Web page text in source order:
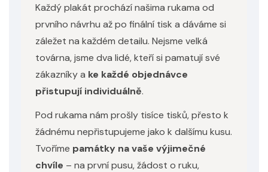
Každý plakát prochází našima rukama od
prvního návrhu až po finální tisk a dáváme si
záležet na každém detailu. Nejsme velká
továrna, jsme dva lidé, kteří si pamatují své
zákazníky a ke každé objednávce
přistupují individuálně.
Pod rukama nám prošly tisíce tisků, přesto k
žádnému nepřistupujeme jako k dalšímu kusu.
Tvoříme památky na vaše výjimečné
chvíle – na první pusu, žádost o ruku,